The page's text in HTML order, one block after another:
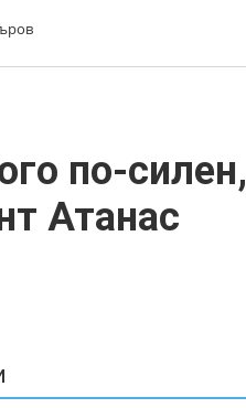
по-силен,
Атанас